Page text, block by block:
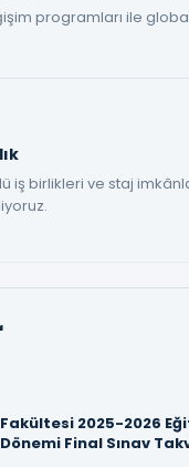
programları ile
iş birlikleri ve staj
2025-2026
Final Sınav